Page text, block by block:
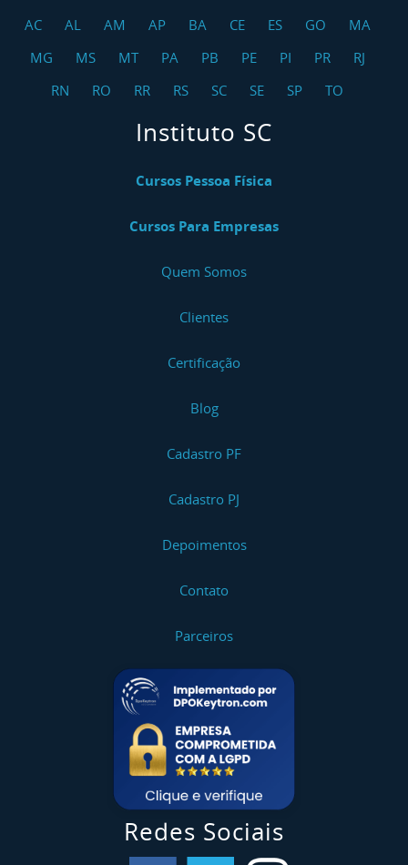
AC AL AM AP BA CE ES GO
MA
MG
MS MT PA PB PE PI PR
RJ
RN
RO RR RS SC SE SP TO
Instituto SC
Cursos Pessoa Física
Cursos Para Empresas
Quem Somos
Clientes
Certificação
Blog
Cadastro PF
Cadastro PJ
Depoimentos
Contato
Parceiros
Redes Sociais